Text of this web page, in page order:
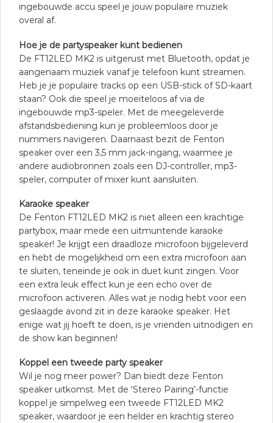
ingebouwde accu speel je jouw populaire muziek
overal af.
Hoe je de partyspeaker kunt bedienen
De FT12LED MK2 is uitgerust met Bluetooth, opdat je
aangenaam muziek vanaf je telefoon kunt streamen.
Heb je je populaire tracks op een USB-stick of SD-kaart
staan? Ook die speel je moeiteloos af via de
ingebouwde mp3-speler. Met de meegeleverde
afstandsbediening kun je probleemloos door je
nummers navigeren. Daarnaast bezit de Fenton
speaker over een 3,5 mm jack-ingang, waarmee je
andere audiobronnen zoals een DJ-controller, mp3-
speler, computer of mixer kunt aansluiten.
Karaoke speaker
De Fenton FT12LED MK2 is niet alleen een krachtige
partybox, maar mede een uitmuntende karaoke
speaker! Je krijgt een draadloze microfoon bijgeleverd
en hebt de mogelijkheid om een extra microfoon aan
te sluiten, teneinde je ook in duet kunt zingen. Voor
een extra leuk effect kun je een echo over de
microfoon activeren. Alles wat je nodig hebt voor een
geslaagde avond zit in deze karaoke speaker. Het
enige wat jij hoeft te doen, is je vrienden uitnodigen en
de show kan beginnen!
Koppel een tweede party speaker
Wil je nog meer power? Dan biedt deze Fenton
speaker uitkomst. Met de ‘Stereo Pairing’-functie
koppel je simpelweg een tweede FT12LED MK2
speaker, waardoor je een helder en krachtig stereo